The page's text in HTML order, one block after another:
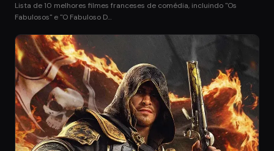
Lista de 10 melhores filmes franceses de comédia, incluindo "Os
Fabulosos" e "O Fabuloso D…